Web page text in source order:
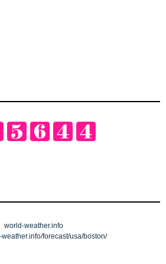
world-weather.info
forecast/usa/boston/